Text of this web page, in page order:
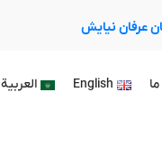
عرفان نیایش
English العربية